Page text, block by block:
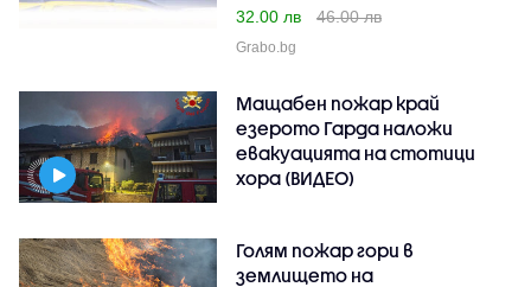
32.00 лв
46.00 лв
Grabo.bg
Мащабен пожар край
езерото Гарда наложи
евакуацията на стотици
хора (ВИДЕО)
Голям пожар гори в
землището на